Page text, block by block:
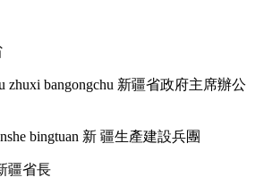
zhuxi bangongchu 新疆省政府主席辦公
bingtuan 新 疆生產建設兵團
疆省長